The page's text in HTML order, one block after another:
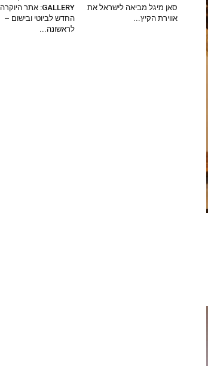
סאן מיגל מביאה לישראל את
אווירת הקיץ...
GALLERY: אתר היוקרה
החדש לביוטי ובישום –
לראשונה...